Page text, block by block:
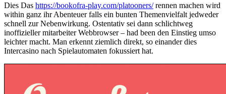
Dies Das https://bookofra-play.com/platooners/rennen machen wird
within ganz ihr Abenteuer falls ein bunten Themenvielfalt jedweder
schnell zur Nebenwirkung. Ostentativ sei dann schlichtweg
inoffizieller mitarbeiter Webbrowser – had been den Einstieg umso
leichter macht. Man erkennt ziemlich direkt, so einander dies
Intercasino nach Spielautomaten fokussiert hat.